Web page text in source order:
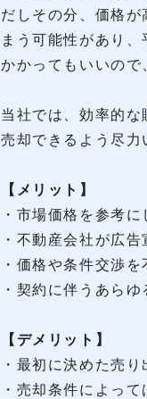
だしその分、価格
まう可能性があり
かかってもいいので
当社では、効率的
売却できるよう尽力
【メリット】
・市場価格を参考
・不動産会社が広
・価格や条件交渉
・契約に伴うあら
【デメリット】
・最初に決めた売
・売却条件によっ